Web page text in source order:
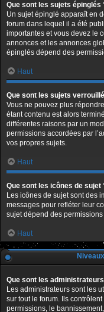
Que sont les sujets épinglés
Un sujet épinglé apparaît en
forum dans lequel il a été
importantes et vous devez le
annonces et les annonces
épinglés dépend des
Haut
Que sont les sujets
Vous ne pouvez plus
étant contenu est alors
différentes raisons par un
permissions accordées par
vos propres sujets.
Haut
Que sont les icônes de sujet
Les icônes de sujet sont des
messages pour refléter leur
sujet dépend des
Haut
Que sont les
Les administrateurs sont les
sur tout le forum. Ils
permissions, le